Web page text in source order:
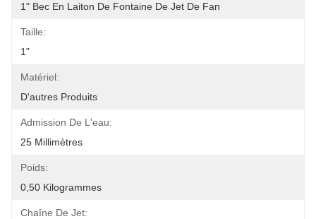
1" Bec En Laiton De Fontaine De Jet De Fan
Taille:
1"
Matériel:
D'autres Produits
Admission De L'eau:
25 Millimètres
Poids:
0,50 Kilogrammes
Chaîne De Jet: